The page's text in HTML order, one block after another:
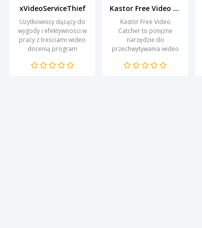
xVideoServiceThief
Użytkownicy dążący do
wygody i efektywności w
pracy z treściami wideo
docenią program
potężne narzędzie
Kastor Free Video Catcher
Kastor Free Video
Catcher to potężne
narzędzie do
przechwytywania wideo
umożliwia użytkownikom